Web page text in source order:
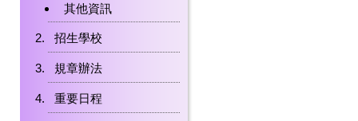
其他資訊
招生學校
規章辦法
重要日程